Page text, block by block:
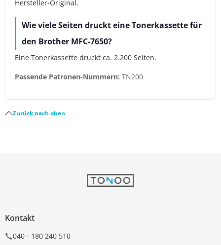
Hersteller-Original.
Wie viele Seiten druckt eine Tonerkassette für
den Brother MFC-7650?
Eine Tonerkassette druckt ca. 2.200 Seiten.
Passende Patronen-Nummern: TN200
Zurück nach oben
Kontakt
040 - 180 240 510